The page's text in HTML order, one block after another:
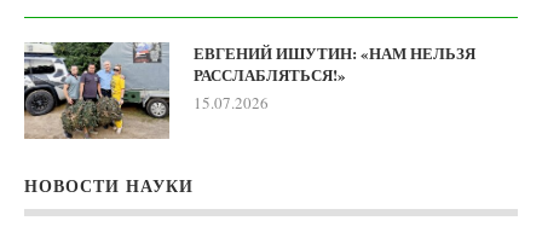
ЕВГЕНИЙ ИШУТИН: «НАМ НЕЛЬЗЯ
РАССЛАБЛЯТЬСЯ!»
15.07.2026
НОВОСТИ НАУКИ